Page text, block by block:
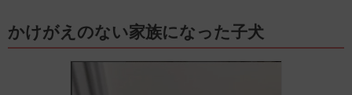
かけがえのない家族になった子犬